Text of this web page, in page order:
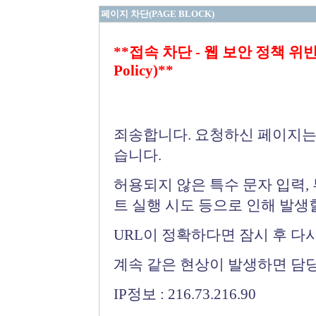
페이지 차단(PAGE BLOCK)
**접속 차단 - 웹 보안 정책 위
Policy)**
죄송합니다. 요청하신 페이지
습니다.
허용되지 않은 특수 문자 입력
트 실행 시도 등으로 인해 발생
URL이 정확하다면 잠시 후 다
계속 같은 현상이 발생하면 담
IP정보 : 216.73.216.90